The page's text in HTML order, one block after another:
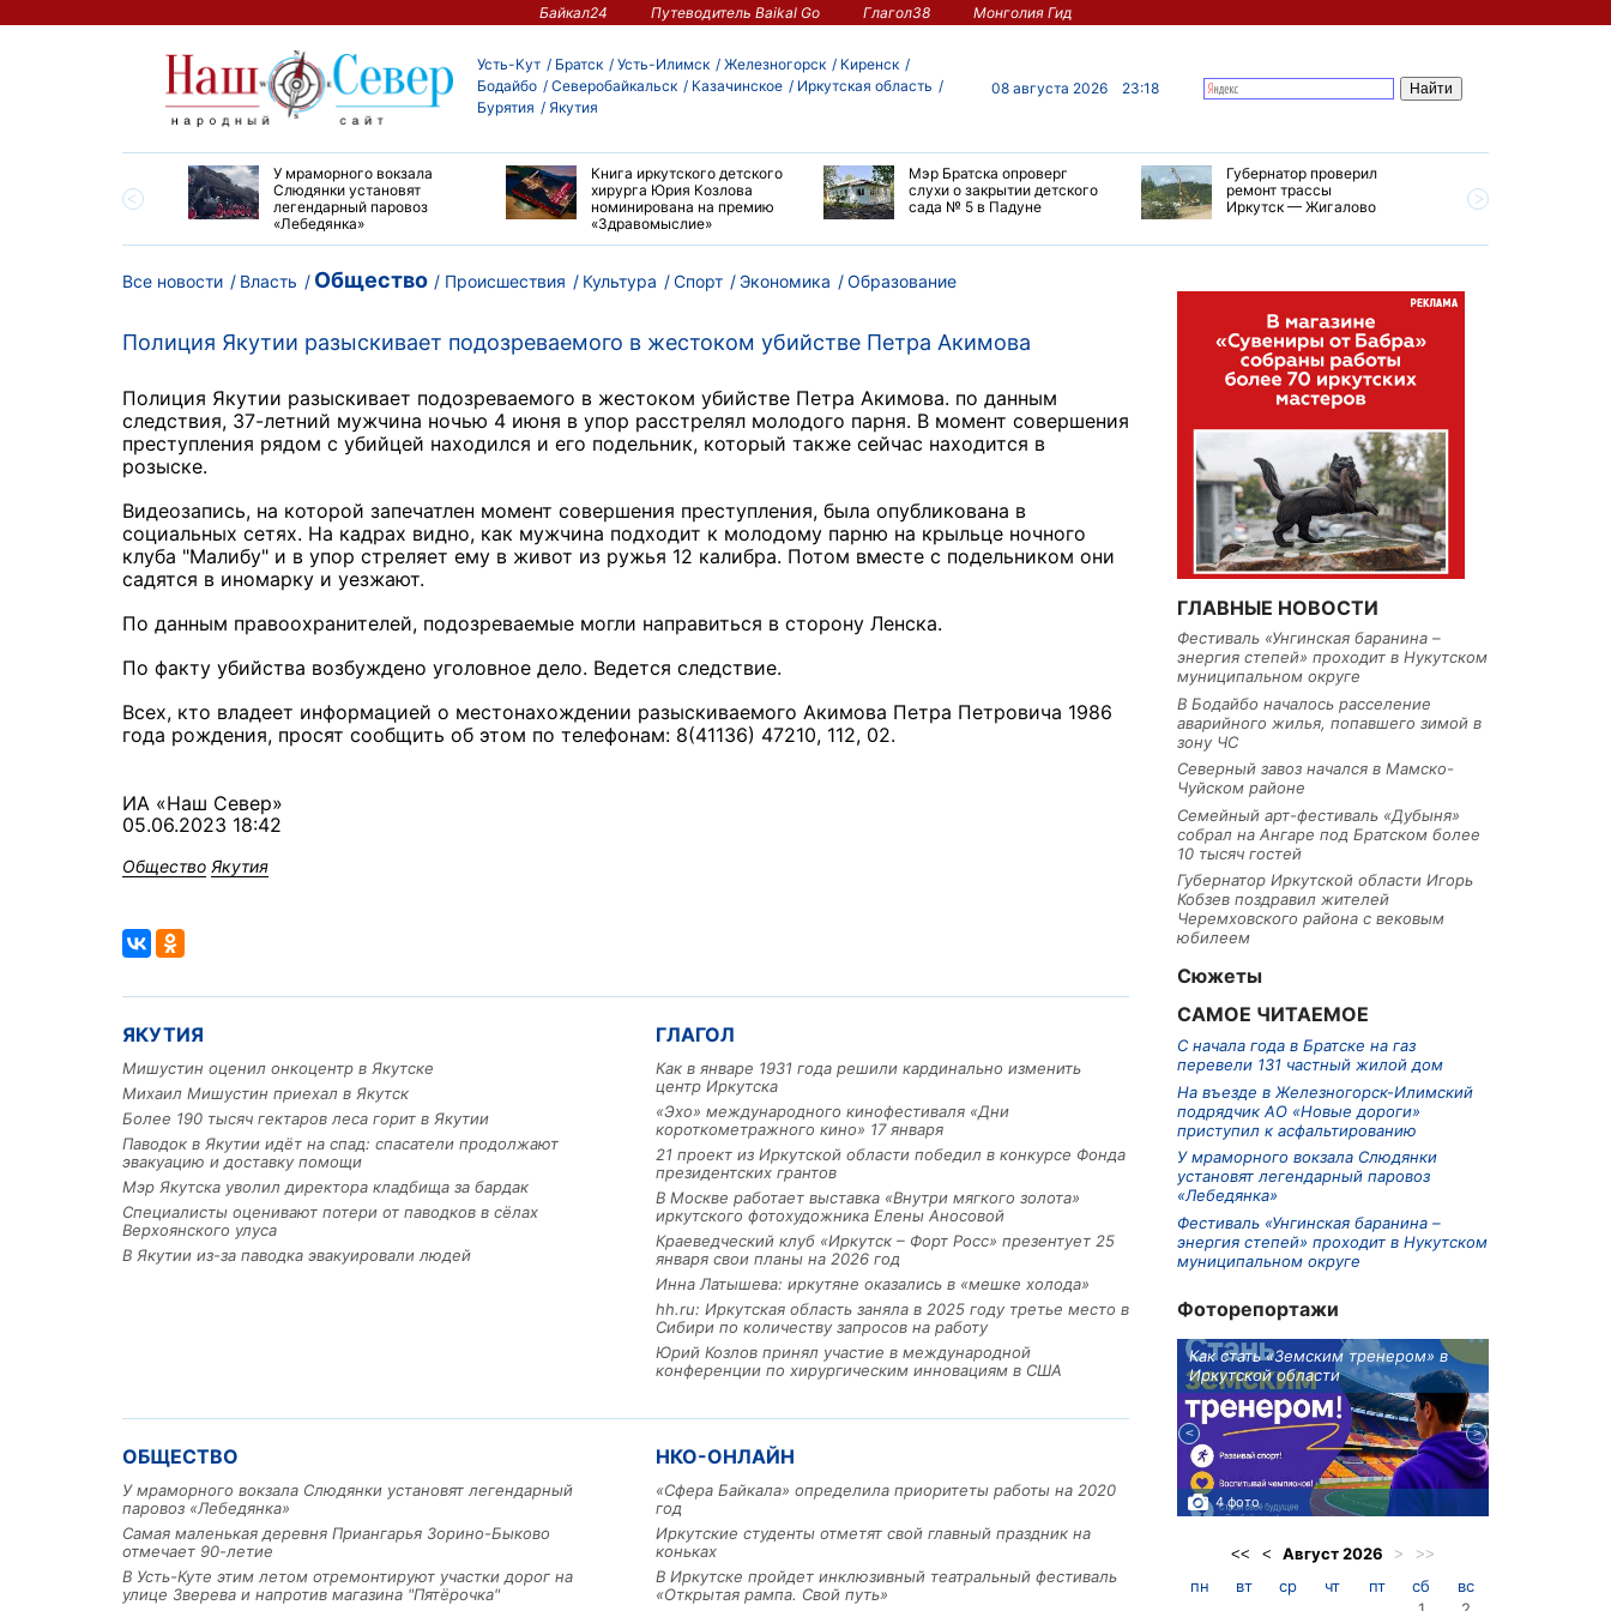
Байкал24 Путеводитель Baikal Go Глагол38 Монголия Гид
Усть-Кут Братск Усть-Илимск Железногорск
Киренск
Бодайбо
Северобайкальск Казачинское
Иркутская область
Бурятия
Якутия
08 августа 2026 23:18
У мраморного вокзала
Слюдянки установят
легендарный паровоз
«Лебедянка»
Книга иркутского детского
хирурга Юрия Козлова
номинирована на премию
«Здравомыслие»
Мэр Братска опроверг
слухи о закрытии детского
сада № 5 в Падуне
Губернатор проверил
ремонт трассы
Иркутск — Жигалово
Все новости Власть Общество Происшествия Культура Спорт Экономика Образование
Полиция Якутии разыскивает подозреваемого в жестоком убийстве Петра Акимова
Полиция Якутии разыскивает подозреваемого в жестоком убийстве Петра Акимова. по данным
следствия, 37-летний мужчина ночью 4 июня в упор расстрелял молодого парня. В момент совершения
преступления рядом с убийцей находился и его подельник, который также сейчас находится в
розыске.
Видеозапись, на которой запечатлен момент совершения преступления, была опубликована в
социальных сетях. На кадрах видно, как мужчина подходит к молодому парню на крыльце ночного
клуба "Малибу" и в упор стреляет ему в живот из ружья 12 калибра. Потом вместе с подельником они
садятся в иномарку и уезжают.
По данным правоохранителей, подозреваемые могли направиться в сторону Ленска.
По факту убийства возбуждено уголовное дело. Ведется следствие.
Всех, кто владеет информацией о местонахождении разыскиваемого Акимова Петра Петровича 1986
года рождения, просят сообщить об этом по телефонам: 8(41136) 47210, 112, 02.
ИА «Наш Север»
05.06.2023 18:42
Общество Якутия
ЯКУТИЯ
Мишустин оценил онкоцентр в Якутске
Михаил Мишустин приехал в Якутск
Более 190 тысяч гектаров леса горит в Якутии
Паводок в Якутии идёт на спад: спасатели продолжают
эвакуацию и доставку помощи
Мэр Якутска уволил директора кладбища за бардак
Специалисты оценивают потери от паводков в сёлах
Верхоянского улуса
В Якутии из-за паводка эвакуировали людей
ГЛАГОЛ
Как в январе 1931 года решили кардинально изменить
центр Иркутска
«Эхо» международного кинофестиваля «Дни
короткометражного кино» 17 января
21 проект из Иркутской области победил в конкурсе Фонда
президентских грантов
В Москве работает выставка «Внутри мягкого золота»
иркутского фотохудожника Елены Аносовой
Краеведческий клуб «Иркутск – Форт Росс» презентует 25
января свои планы на 2026 год
Инна Латышева: иркутяне оказались в «мешке холода»
hh.ru: Иркутская область заняла в 2025 году третье место в
Сибири по количеству запросов на работу
Юрий Козлов принял участие в международной
конференции по хирургическим инновациям в США
ОБЩЕСТВО
У мраморного вокзала Слюдянки установят легендарный
паровоз «Лебедянка»
Самая маленькая деревня Приангарья Зорино-Быково
отмечает 90-летие
В Усть-Куте этим летом отремонтируют участки дорог на
улице Зверева и напротив магазина "Пятёрочка"
НКО-ОНЛАЙН
«Сфера Байкала» определила приоритеты работы на 2020
год
Иркутские студенты отметят свой главный праздник на
коньках
В Иркутске пройдет инклюзивный театральный фестиваль
«Открытая рампа. Свой путь»
ГЛАВНЫЕ НОВОСТИ
Фестиваль «Унгинская баранина –
энергия степей» проходит в Нукутском
муниципальном округе
В Бодайбо началось расселение
аварийного жилья, попавшего зимой в
зону ЧС
Северный завоз начался в Мамско-
Чуйском районе
Семейный арт-фестиваль «Дубыня»
собрал на Ангаре под Братском более
10 тысяч гостей
Губернатор Иркутской области Игорь
Кобзев поздравил жителей
Черемховского района с вековым
юбилеем
Сюжеты
САМОЕ ЧИТАЕМОЕ
С начала года в Братске на газ
перевели 131 частный жилой дом
На въезде в Железногорск-Илимский
подрядчик АО «Новые дороги»
приступил к асфальтированию
У мраморного вокзала Слюдянки
установят легендарный паровоз
«Лебедянка»
Фестиваль «Унгинская баранина –
энергия степей» проходит в Нукутском
муниципальном округе
Фоторепортажи
Льготный заём в 9 миллионов
рублей получит
из Иркутской области
3 фото
Как стать «Земским тренером» в
Иркутской области
4 фото
<< < Август2026 > >>
пн вт ср чт пт сб
вс